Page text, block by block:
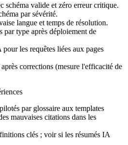
schéma valide et zéro erreur critique.
par sévérité.
langue et temps de résolution.
type après déploiement de
les requêtes liées aux pages
corrections (mesure l'efficacité de
par glossaire aux templates
mauvaises citations dans les
clés ; voir si les résumés IA